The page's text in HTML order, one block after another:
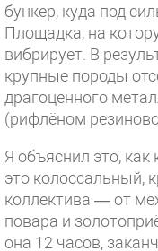
бункер, куда под
Площадка, на
вибрирует. В
крупные породы
драгоценного
(рифлёном
Я объяснил это,
это колоссальный,
коллектива — от
повара и
она 12 часов,